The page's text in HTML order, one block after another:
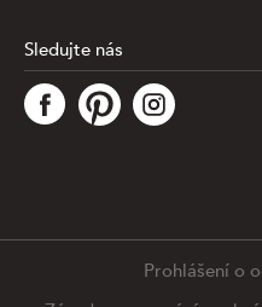
Tato stránka využívá
analýze informací o výkonu
fungování funkcí ze
Sledujte nás
Prohlášení o